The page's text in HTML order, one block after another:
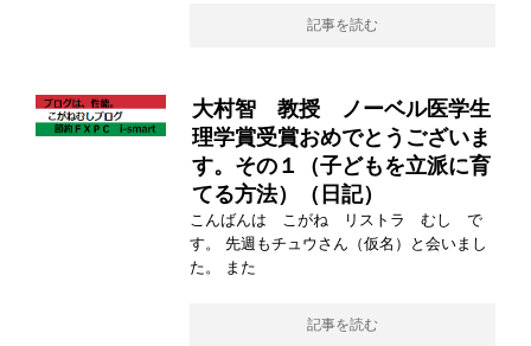
記事を読む
大村智 教授 ノーベル医学生
理学賞受賞おめでとうございま
す。その１（子どもを立派に育
てる方法）（日記）
こんばんは こがね リストラ むし で
す。 先週もチュウさん（仮名）と会いまし
た。 また
記事を読む